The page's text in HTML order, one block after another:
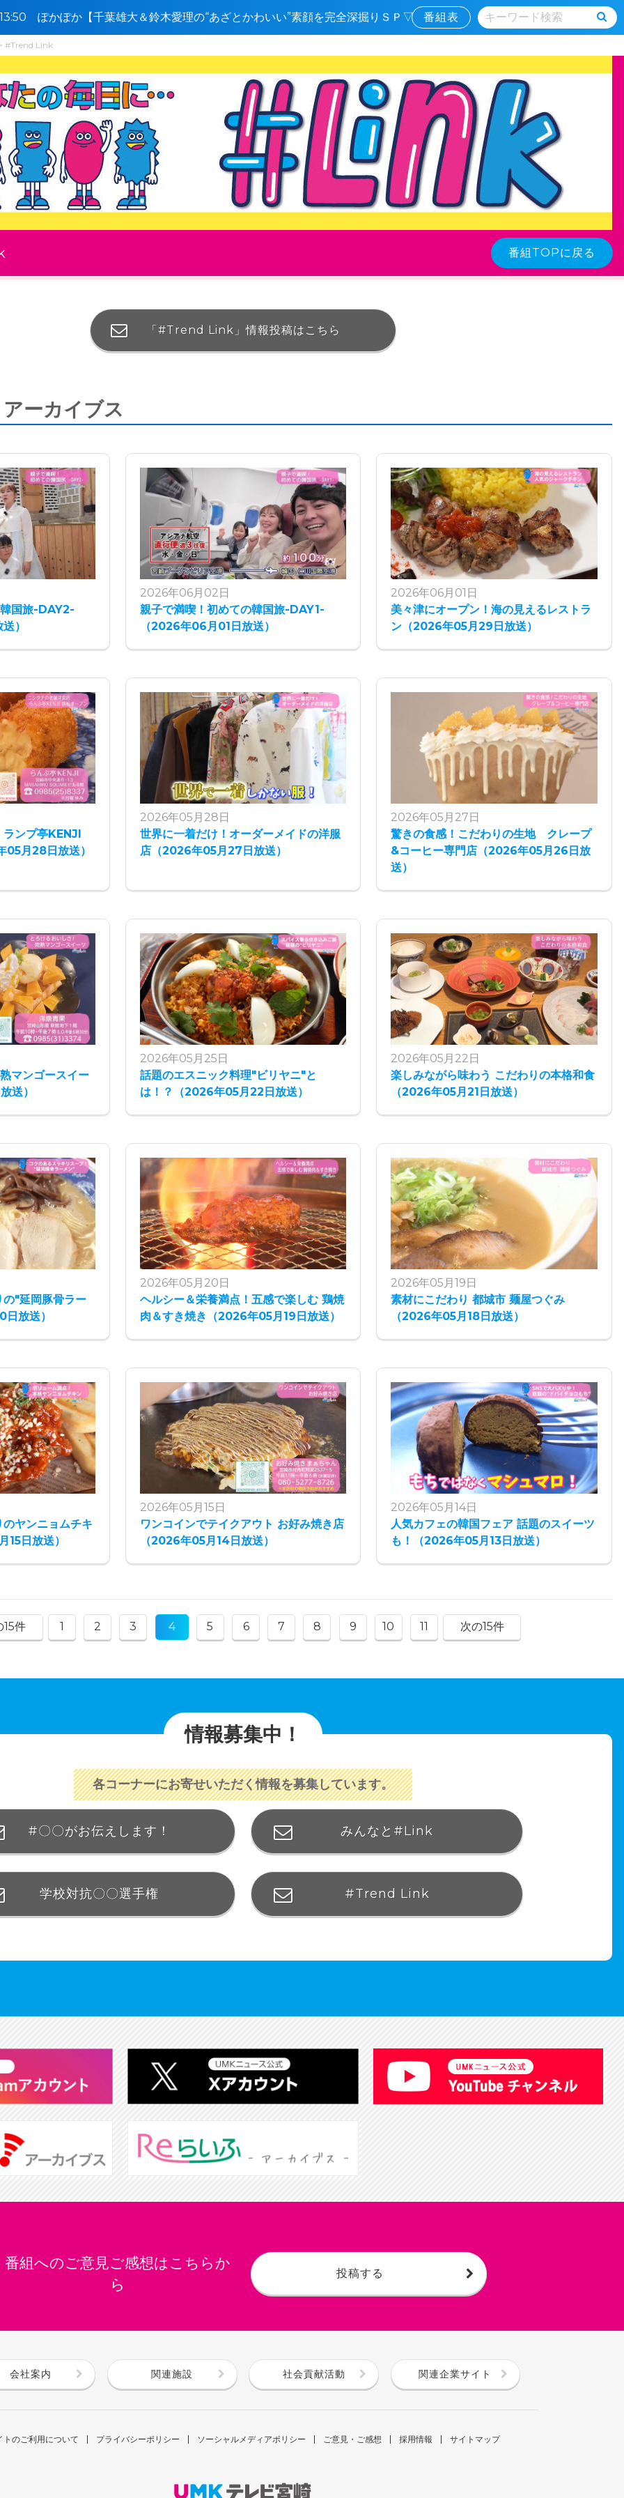
ぽかぽか【千葉雄大＆鈴木愛理の“あざとかわいい”素顔を完全深掘りＳＰ▽
🈑
番組表
#Trend Link
番組TOPに戻る
「#Trend Link」情報投稿はこちら
ーカイブス
国旅-DAY2-
）
2026年06月02日
親子で満喫！初めての韓国旅-DAY1-
（2026年06月01日放送）
2026年06月01日
美々津にオープン！海の見えるレストラ
ン（2026年05月29日放送）
ランプ亭KENJI
月28日放送）
2026年05月28日
世界に一着だけ！オーダーメイドの洋服
店（2026年05月27日放送）
2026年05月27日
驚きの食感！こだわりの生地 クレープ
&コーヒー専門店（2026年05月26日放
送）
マンゴースイー
送）
2026年05月25日
話題のエスニック料理"ビリヤニ"と
は！？（2026年05月22日放送）
2026年05月22日
楽しみながら味わう こだわりの本格和食
（2026年05月21日放送）
"延岡豚骨ラー
放送）
2026年05月20日
ヘルシー＆栄養満点！五感で楽しむ 鶏焼
肉＆すき焼き（2026年05月19日放送）
2026年05月19日
素材にこだわり 都城市 麺屋つぐみ
（2026年05月18日放送）
ヤンニョムチキ
日放送）
2026年05月15日
ワンコインでテイクアウト お好み焼き店
（2026年05月14日放送）
2026年05月14日
人気カフェの韓国フェア 話題のスイーツ
も！（2026年05月13日放送）
15件 1 2 3 4 5 6 7 8 9 10 11 次の15件
情報募集中！
各コーナーにお寄せいただく情報を募集しています。
#〇〇がお伝えします！ みんなと#Link
学校対抗〇〇選手権 #Trend Link
番組へのご意見ご感想はこちらか
ら
投稿する
会社案内 関連施設 社会貢献活動 関連企業サイト
トのご利用について プライバシーポリシー ソーシャルメディアポリシー ご意見・ご感想 採用情報 サイトマップ